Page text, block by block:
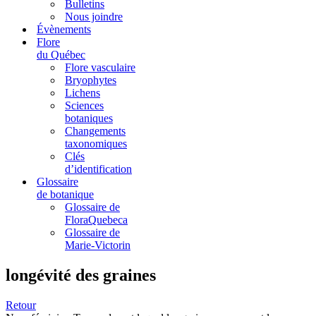
Bulletins
Nous joindre
Évènements
Flore
du Québec
Flore vasculaire
Bryophytes
Lichens
Sciences
botaniques
Changements
taxonomiques
Clés
d’identification
Glossaire
de botanique
Glossaire de
FloraQuebeca
Glossaire de
Marie-Victorin
longévité des graines
Retour